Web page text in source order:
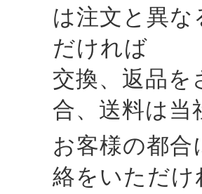
は注文と異な
だければ
交換、返品
合、送料は当
お客様の都合
絡をいただ